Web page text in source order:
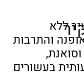
ללא
והתרבות
בעשורים